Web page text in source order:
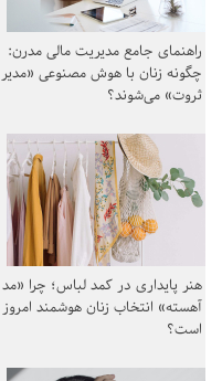
راهنمای جامع مدیریت مالی مدرن:
چگونه زنان با هوش مصنوعی «مدیر
ثروت» می‌شوند؟
هنر پایداری در کمد لباس؛ چرا «مد
آهسته» انتخاب زنان هوشمند امروز
است؟